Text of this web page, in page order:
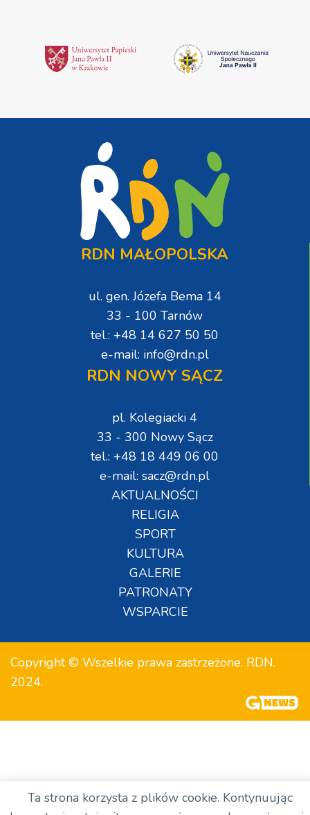
RDN MAŁOPOLSKA
ul. gen. Józefa Bema 14
33 - 100 Tarnów
tel.: +48 14 627 50 50
e-mail: info@rdn.pl
RDN NOWY SĄCZ
pl. Kolegiacki 4
33 - 300 Nowy Sącz
tel.: +48 18 449 06 00
e-mail: sacz@rdn.pl
AKTUALNOŚCI
RELIGIA
SPORT
KULTURA
GALERIE
PATRONATY
WSPARCIE
Copyright © Wszelkie prawa zastrzeżone. RDN.
2024.
Ta strona korzysta z plików cookie. Kontynuując